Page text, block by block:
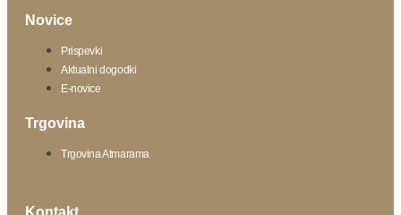
Novice
Prispevki
Aktualni dogodki
E-novice
Trgovina
Trgovina Atmarama
Kontakt